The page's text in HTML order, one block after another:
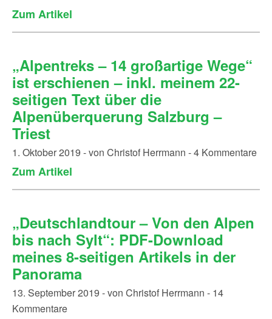
Zum Artikel
„Alpentreks – 14 großartige Wege“
ist erschienen – inkl. meinem 22-
seitigen Text über die
Alpenüberquerung Salzburg –
Triest
1. Oktober 2019 - von Christof Herrmann - 4 Kommentare
Zum Artikel
„Deutschlandtour – Von den Alpen
bis nach Sylt“: PDF-Download
meines 8-seitigen Artikels in der
Panorama
13. September 2019 - von Christof Herrmann - 14
Kommentare